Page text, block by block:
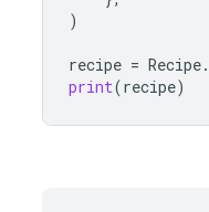
)
recipe = Recipe.
print(recipe)